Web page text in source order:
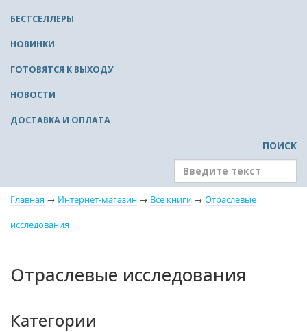
БЕСТСЕЛЛЕРЫ
НОВИНКИ
ГОТОВЯТСЯ К ВЫХОДУ
НОВОСТИ
ДОСТАВКА И ОПЛАТА
ПОИСК
Главная → Интернет-магазин → Все книги → Отраслевые
исследования
Отраслевые исследования
Категории